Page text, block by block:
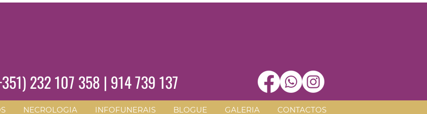
232 107 358 | 914 739 137
NECROLOGIA INFOFUNERAIS BLOGUE GALERIA CONTACTOS